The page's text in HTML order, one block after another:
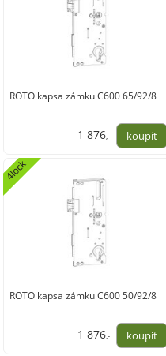
ROTO kapsa zámku C600 65/92/8
1 876,-
ROTO kapsa zámku C600 50/92/8
4lock
1 876,-